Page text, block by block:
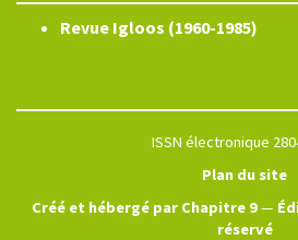
Revue Igloos (1960-1985)
ISSN électronique
Plan du site
Créé et hébergé par Chapitre 9—
réservé